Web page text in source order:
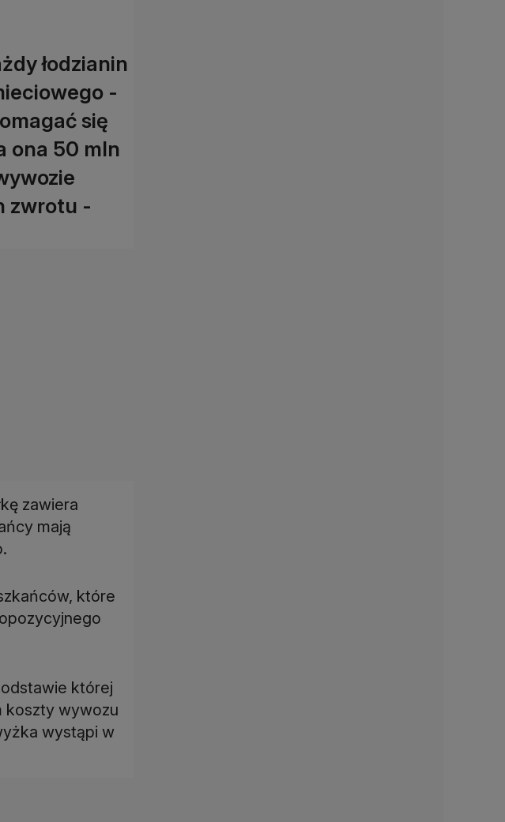
łodzianin
-
się
ona 50 mln
zwrotu -
zawiera
mają
które
której
koszty wywozu
wystąpi w